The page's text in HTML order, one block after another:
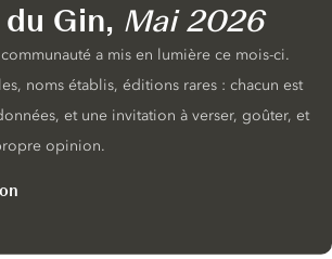
du Gin, Mai 2026
a mis en lumière ce mois-ci.
noms établis, éditions rares : chacun est
et une invitation à verser, goûter, et
opinion.